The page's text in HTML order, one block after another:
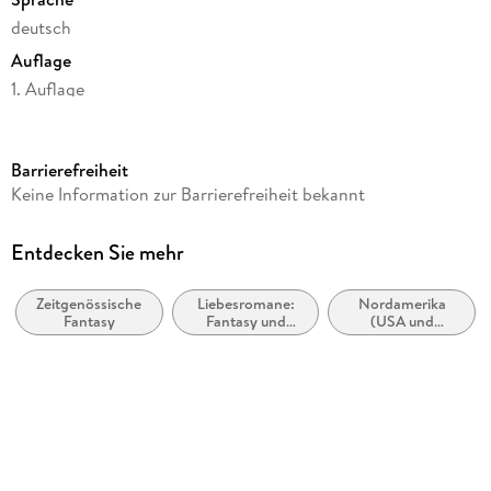
deutsch
Auflage
1. Auflage
Reihe
Autor/Autorin
Verlag/Hersteller
BoD - Books on Demand
Barrierefreiheit
Keine Information zur Barrierefreiheit bekannt
Entdecken Sie mehr
Zeitgenössische
Fantasy
Liebesromane:
Fantasy und
paranormal
Nordamerika
(USA und
Kanada)